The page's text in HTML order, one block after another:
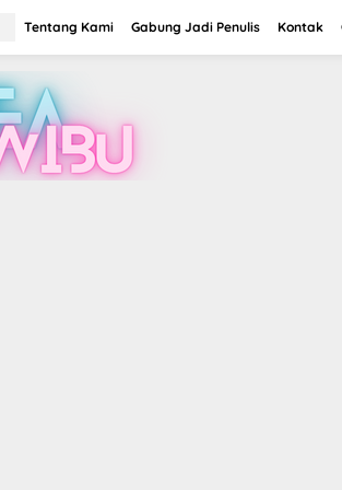
Tentang Kami Gabung Jadi Penulis Kontak